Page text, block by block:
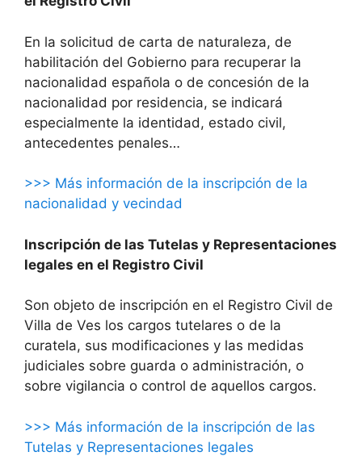
En la solicitud de carta de naturaleza, de
habilitación del Gobierno para recuperar la
nacionalidad española o de concesión de la
nacionalidad por residencia, se indicará
especialmente la identidad, estado civil,
antecedentes penales…
>>> Más información de la inscripción de la
nacionalidad y vecindad
Inscripción de las Tutelas y Representaciones
legales en el Registro Civil
Son objeto de inscripción en el Registro Civil de
Villa de Ves los cargos tutelares o de la
curatela, sus modificaciones y las medidas
judiciales sobre guarda o administración, o
sobre vigilancia o control de aquellos cargos.
>>> Más información de la inscripción de las
Tutelas y Representaciones legales